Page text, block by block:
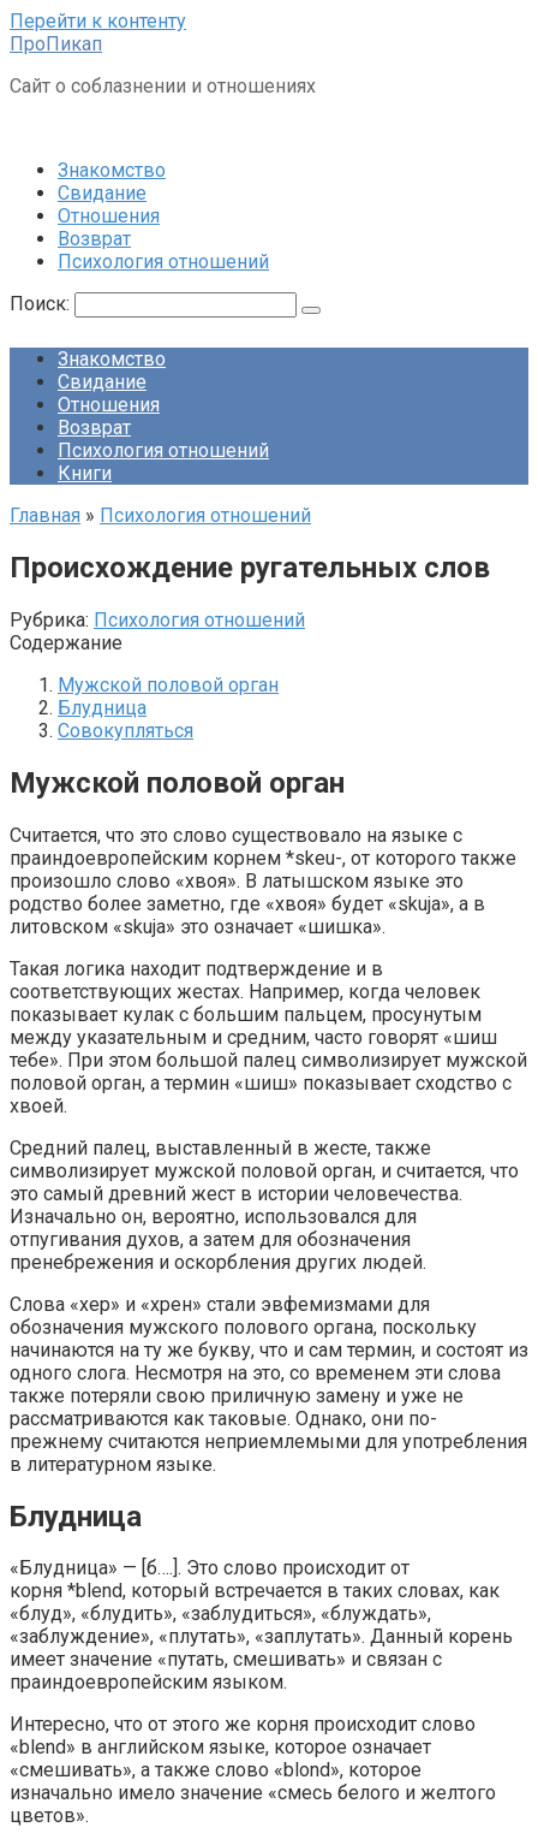
Перейти к контенту
ПроПикап
Сайт о соблазнении и отношениях
Знакомство
Свидание
Отношения
Возврат
Психология отношений
Поиск:
Знакомство
Свидание
Отношения
Возврат
Психология отношений
Книги
Главная » Психология отношений
Происхождение ругательных слов
Рубрика: Психология отношений
Содержание
Мужской половой орган
Блудница
Совокупляться
Мужской половой орган
Считается, что это слово существовало на языке с
праиндоевропейским корнем *skeu-, от которого также
произошло слово «хвоя». В латышском языке это
родство более заметно, где «хвоя» будет «skuja», а в
литовском «skuja» это означает «шишка».
Такая логика находит подтверждение и в
соответствующих жестах. Например, когда человек
показывает кулак с большим пальцем, просунутым
между указательным и средним, часто говорят «шиш
тебе». При этом большой палец символизирует мужской
половой орган, а термин «шиш» показывает сходство с
хвоей.
Средний палец, выставленный в жесте, также
символизирует мужской половой орган, и считается, что
это самый древний жест в истории человечества.
Изначально он, вероятно, использовался для
отпугивания духов, а затем для обозначения
пренебрежения и оскорбления других людей.
Слова «хер» и «хрен» стали эвфемизмами для
обозначения мужского полового органа, поскольку
начинаются на ту же букву, что и сам термин, и состоят из
одного слога. Несмотря на это, со временем эти слова
также потеряли свою приличную замену и уже не
рассматриваются как таковые. Однако, они по-
прежнему считаются неприемлемыми для употребления
в литературном языке.
Блудница
«Блудница» — [б….]. Это слово происходит от
корня *blend, который встречается в таких словах, как
«блуд», «блудить», «заблудиться», «блуждать»,
«заблуждение», «плутать», «заплутать». Данный корень
имеет значение «путать, смешивать» и связан с
праиндоевропейским языком.
Интересно, что от этого же корня происходит слово
«blend» в английском языке, которое означает
«смешивать», а также слово «blond», которое
изначально имело значение «смесь белого и желтого
цветов».